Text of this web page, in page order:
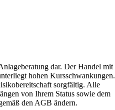
dar. Der Handel mit
hohen Kursschwankungen.
sorgfältig. Alle
von Ihrem Status sowie dem
den AGB ändern.